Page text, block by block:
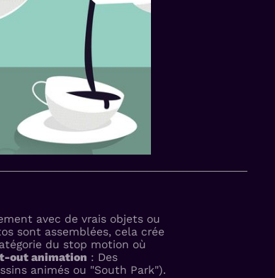
avec de vrais objets ou
sont assemblées, cela crée
du stop motion où
out animation : Des
animés ou "South Park").